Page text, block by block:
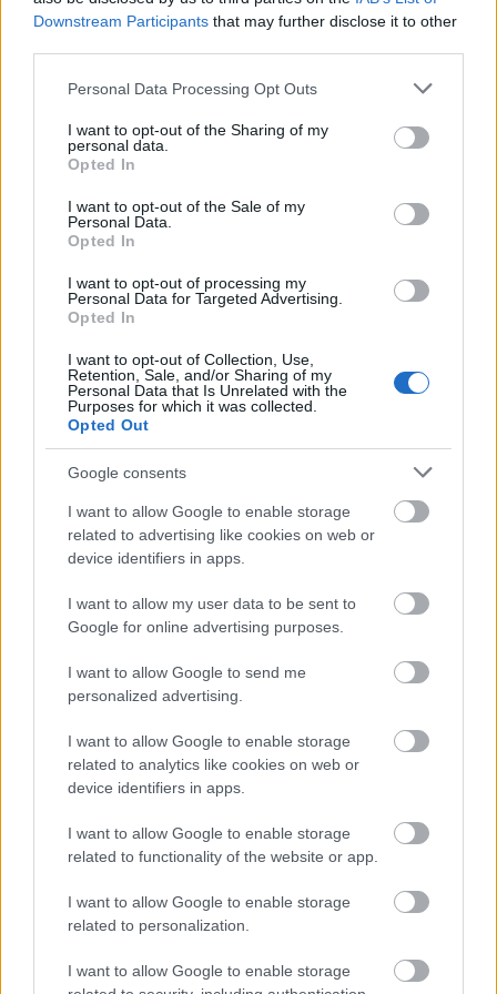
Downstream Participants that may further disclose it to other
Please note that this website/app uses one or more Google
not limited to your visit or usage behaviour. You may click to
grant or deny consent to Google and its third-party tags to
use your data for below specified purposes in below Google
consent section.
Personal Data Processing Opt Outs
I want to opt-out of the Sharing of my
personal data.
Opted In
I want to opt-out of the Sale of my
Personal Data.
Opted In
I want to opt-out of processing my
Personal Data for Targeted Advertising.
Opted In
I want to opt-out of Collection, Use,
Retention, Sale, and/or Sharing of my
Personal Data that Is Unrelated with the
Purposes for which it was collected.
Opted Out
Google consents
I want to allow Google to enable storage
related to advertising like cookies on web or
device identifiers in apps.
I want to allow my user data to be sent to
Google for online advertising purposes.
I want to allow Google to send me
personalized advertising.
I want to allow Google to enable storage
related to analytics like cookies on web or
device identifiers in apps.
I want to allow Google to enable storage
related to functionality of the website or app.
I want to allow Google to enable storage
related to personalization.
I want to allow Google to enable storage
Μπασκόνια, το δεύτερο υψηλότερο ρεκόρ
σκοραρίσματος σε έναν αγώνα στην EuroLeague
αυτή τη σεζόν, πίσω από τους 43 πόντους του
Κέβιν Πάντερ(επίσης εναντίον τηςΜπασκόνια